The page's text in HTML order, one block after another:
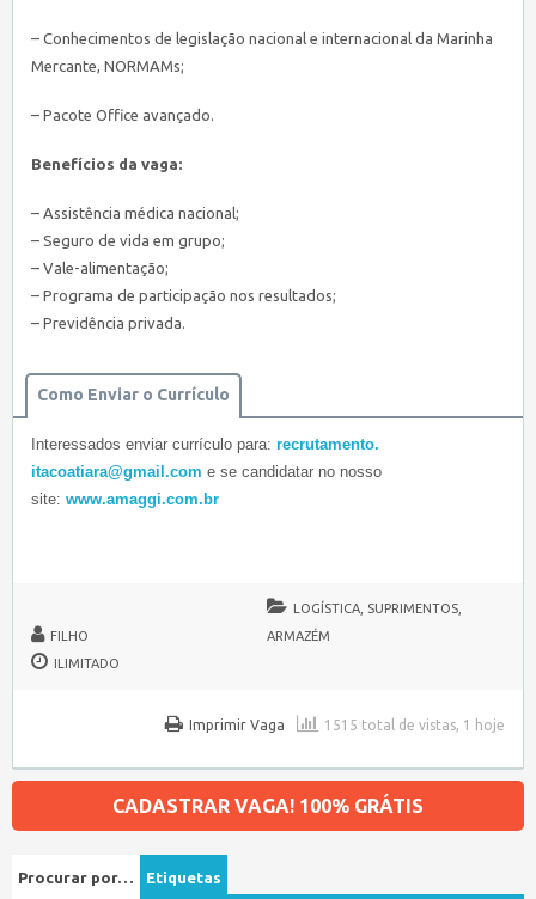
– Conhecimentos de legislação nacional e internacional da Marinha
Mercante, NORMAMs;
– Pacote Office avançado.
Benefícios da vaga:
– Assistência médica nacional;
– Seguro de vida em grupo;
– Vale-alimentação;
– Programa de participação nos resultados;
– Previdência privada.
Como Enviar o Currículo
Interessados enviar currículo para: recrutamento.
itacoatiara@gmail.com e se candidatar no nosso
site: www.amaggi.com.br
FILHO
LOGÍSTICA, SUPRIMENTOS,
ARMAZÉM
ILIMITADO
1515 total de vistas, 1 hoje
Imprimir Vaga
CADASTRAR VAGA! 100% GRÁTIS
Procurar por… Etiquetas